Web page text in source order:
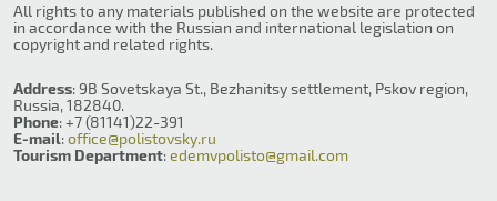
All rights to any materials published on the website are protected
in accordance with the Russian and international legislation on
copyright and related rights.
Address: 9B Sovetskaya St., Bezhanitsy settlement, Pskov region,
Russia, 182840.
Phone: +7 (81141)22-391
E-mail:office@polistovsky.ru
Tourism Department:edemvpolisto@gmail.com